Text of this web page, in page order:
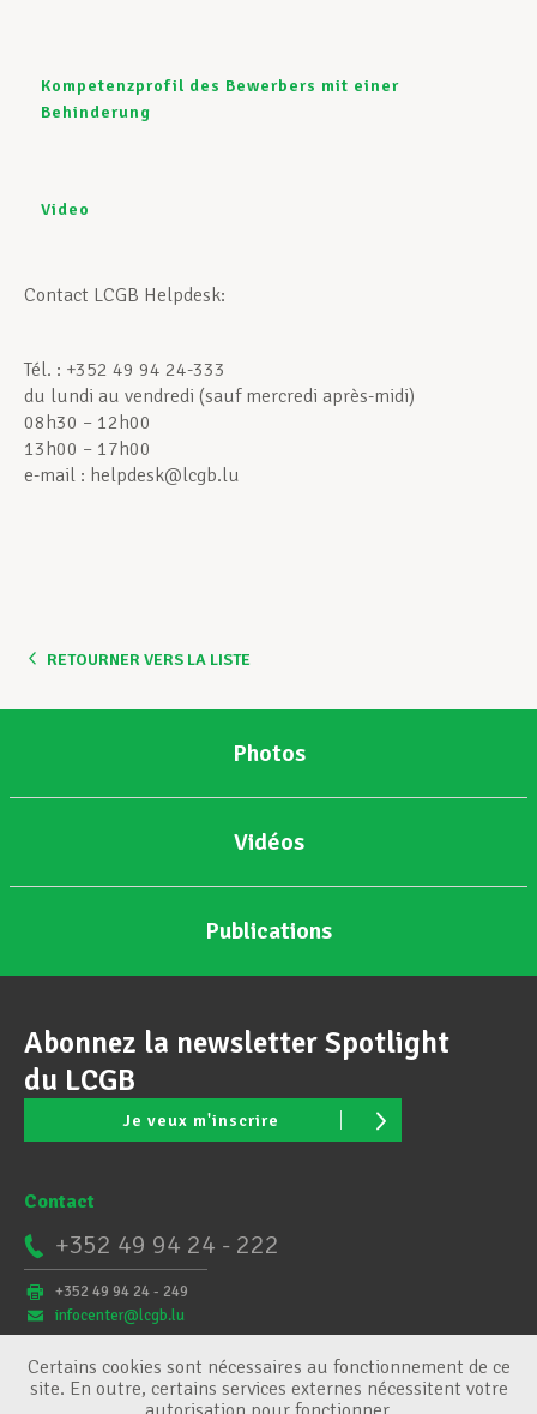
Kompetenzprofil des Bewerbers mit einer
Behinderung
Video
Contact LCGB Helpdesk:
Tél. : +352 49 94 24-333
du lundi au vendredi (sauf mercredi après-midi)
08h30 – 12h00
13h00 – 17h00
e-mail : helpdesk@lcgb.lu
RETOURNER VERS LA LISTE
Photos
Vidéos
Publications
Abonnez la newsletter Spotlight
du LCGB
Je veux m'inscrire
Contact
+352 49 94 24 - 222
+352 49 94 24 - 249
infocenter@lcgb.lu
Certains cookies sont nécessaires au fonctionnement de ce
site. En outre, certains services externes nécessitent votre